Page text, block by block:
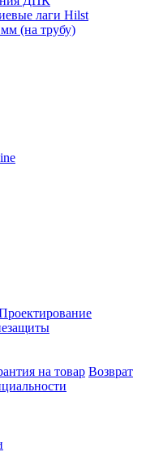
лаги Hilst
(на трубу)
на товар Возврат